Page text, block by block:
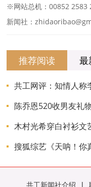
※网站总机：00852 2583
新闻社：
推荐阅读 最
共工网评：知情人称
陈乔恩520收男友礼
平凡是福！
木村光希穿白衬衫文
搜狐综艺《天呐！你
思考
共工新闻社介绍 |